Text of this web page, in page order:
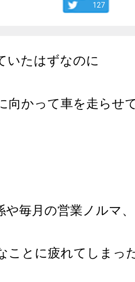
127
いたはずなのに
向かって車を走らせ
毎月の営業ノルマ、
ことに疲れてしまっ